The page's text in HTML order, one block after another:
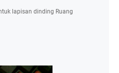
lapisan dinding Ruang